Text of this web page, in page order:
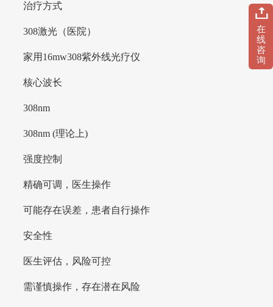
治疗方式
308激光（医院）
家用16mw308紫外线光疗仪
核心波长
308nm
308nm (理论上)
强度控制
精确可调，医生操作
可能存在误差，患者自行操作
安全性
医生评估，风险可控
需谨慎操作，存在潜在风险
在
线
咨
询